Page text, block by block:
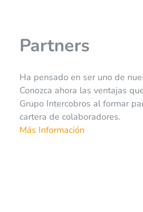
Partners
Ha pensado en ser uno de
Conozca ahora las ventajas
Grupo Intercobros al formar
cartera de colaboradores.
Más Información